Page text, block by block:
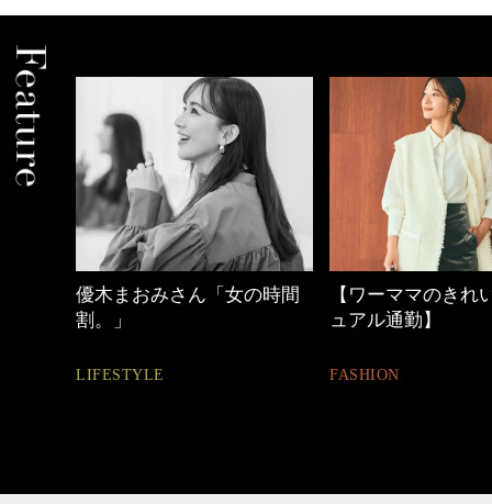
【ワーママのきれいめカジ
ュアル通勤】
FASHION
心地よくいられる
とは
FASHION